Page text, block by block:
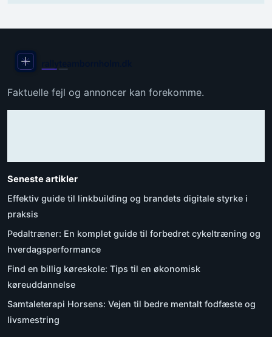
Faktuelle fejl og annoncer kan forekomme.
Seneste artikler
Effektiv guide til linkbuilding og brandets digitale styrke i
praksis
Pedaltræner: En komplet guide til forbedret cykeltræning og
hverdagsperformance
Find en billig køreskole: Tips til en økonomisk
køreuddannelse
Samtaleterapi Horsens: Vejen til bedre mentalt fodfæste og
livsmestring